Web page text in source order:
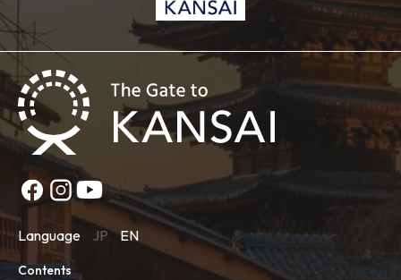
Language JP EN
Contents